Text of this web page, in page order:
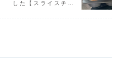
粒と
そくレシピの紹介
て、おやつ
っと食べら
した【スライスチー